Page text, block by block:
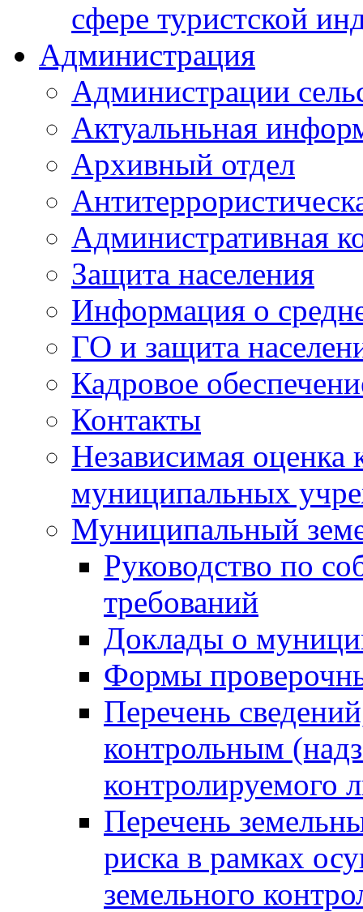
сфере туристской
Администрация
Администрации
Актуальньная
Архивный отдел
Административная
Защита населения
Информация о
ГО и защита
Кадровое
Контакты
Независимая оценка
муниципальных
Муниципальный
Руководство по
требований
Доклады о
Формы
Перечень
контрольным
контролируемого
Перечень
риска в рамках
земельного